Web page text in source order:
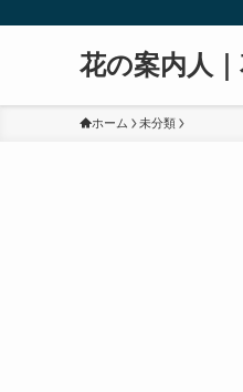
花の案内人
ホーム 未分類